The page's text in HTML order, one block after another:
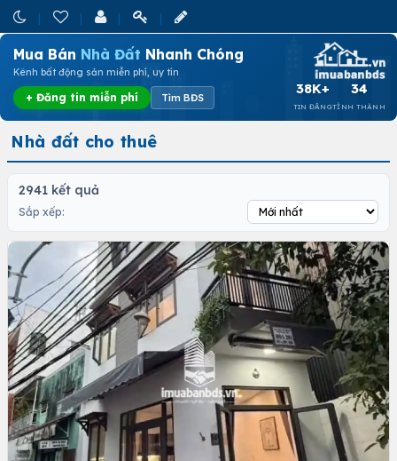
Mua Bán Nhà Đất Nhanh Chóng
Kênh bất động sản miễn phí, uy tín
+ Đăng tin miễn phí Tìm BĐS
38K+
TIN ĐĂNG
34
TỈNH THÀNH
Nhà đất cho thuê
2941 kết quả
Sắp xếp: